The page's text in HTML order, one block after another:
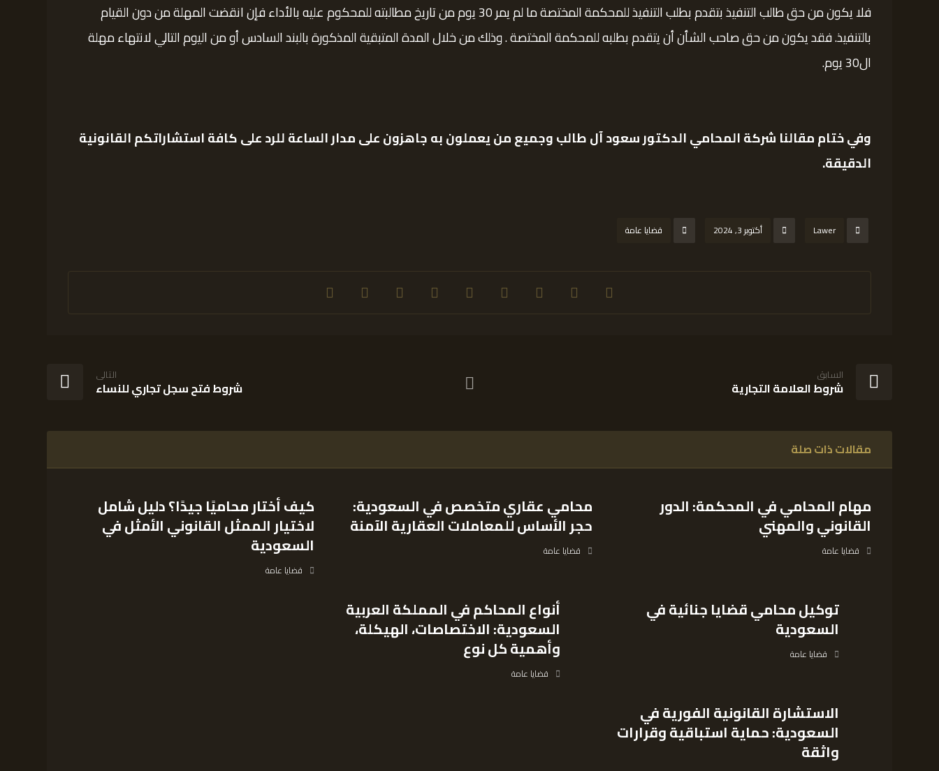
فلا يكون من حق طالب التنفيذ بتقدم بطلب التنفيذ للمحكمة المختصة ما لم يمر 30 يوم من تاريخ مطالبته للمحكوم عليه بالأداء فإن انقضت المهلة من دون القيام
بالتنفيذ. فقد يكون من حق صاحب الشأن أن يتقدم بطلبه للمحكمة المختصة . وذلك من خلال المدة المتبقية المذكورة بالبند السادس أو من اليوم التالي لانتهاء مهلة
ال30 يوم.
وفي ختام مقالنا شركة المحامي الدكتور سعود آل طالب وجميع من يعملون به جاهزون على مدار الساعة للرد على كافة استشاراتكم القانونية
الدقيقة.
Lawer أكتوبر 3, 2024 قضايا عامة
السابق
شروط العلامة التجارية
التالى
شروط فتح سجل تجاري للنساء
مقالات ذات صلة
مهام المحامي في المحكمة: الدور
القانوني والمهني
قضايا عامة
محامي عقاري متخصص في السعودية:
حجر الأساس للمعاملات العقارية الآمنة
قضايا عامة
كيف أختار محاميًا جيدًا؟ دليل شامل
لاختيار الممثل القانوني الأمثل في
السعودية
قضايا عامة
توكيل محامي قضايا جنائية في
السعودية
قضايا عامة
أنواع المحاكم في المملكة العربية
السعودية: الاختصاصات، الهيكلة،
وأهمية كل نوع
قضايا عامة
الاستشارة القانونية الفورية في
السعودية: حماية استباقية وقرارات
واثقة